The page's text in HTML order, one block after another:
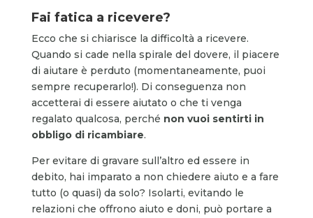
Fai fatica a ricevere?
Ecco che si chiarisce la difficoltà a ricevere.
Quando si cade nella spirale del dovere, il piacere
di aiutare è perduto (momentaneamente, puoi
sempre recuperarlo!). Di conseguenza non
accetterai di essere aiutato o che ti venga
regalato qualcosa, perché non vuoi sentirti in
obbligo di ricambiare.
Per evitare di gravare sull’altro ed essere in
debito, hai imparato a non chiedere aiuto e a fare
tutto (o quasi) da solo? Isolarti, evitando le
relazioni che offrono aiuto e doni, può portare a